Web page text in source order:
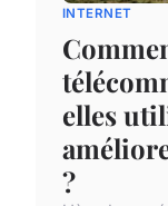
INTERNET
elles
?